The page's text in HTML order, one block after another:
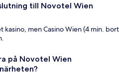
till Novotel Wien
kasino, men Casino Wien (4 min. bort
på Novotel Wien